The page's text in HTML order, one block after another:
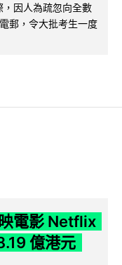
因人為疏忽向全數
郵，令大批考生一度
電影 Netflix
億港元